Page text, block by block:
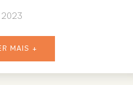
2023
MAIS +